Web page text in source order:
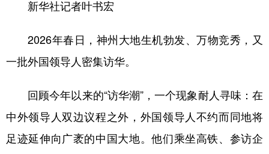
视频 图片 政务
食品 人居 信息化 数字经济
学术中国 乡村振兴 银龄 溯源中国
新华社记者叶书宏
2026年春日，神州大地生机勃发、万物竞秀，又
一批外国领导人密集访华。
回顾今年以来的“访华潮”，一个现象耐人寻味：在
中外领导人双边议程之外，外国领导人不约而同地将
足迹延伸向广袤的中国大地。他们乘坐高铁、参访企